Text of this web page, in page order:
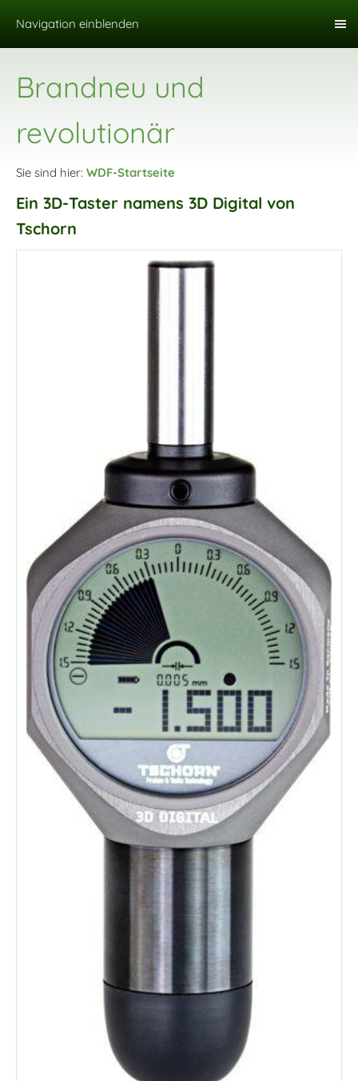
Navigation einblenden
Brandneu und
revolutionär
Sie sind hier: WDF-Startseite
Ein 3D-Taster namens 3D Digital von
Tschorn